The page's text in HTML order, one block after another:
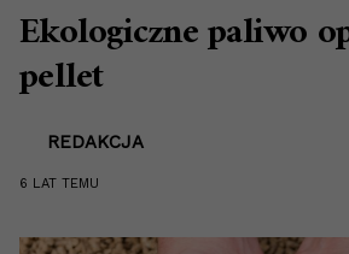
Ekologiczne paliwo
pellet
REDAKCJA
6 LAT TEMU